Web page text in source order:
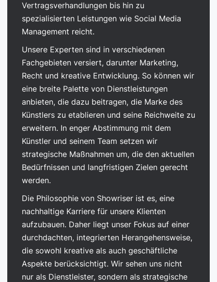
Vertragsverhandlungen bis hin zu
spezialisierten Leistungen wie Social Media
Management reicht.
Unsere Experten sind in verschiedenen
Fachgebieten versiert, darunter Marketing,
Recht und kreative Entwicklung. So können wir
eine breite Palette von Dienstleistungen
anbieten, die dazu beitragen, die Marke des
Künstlers zu etablieren und seine Reichweite zu
erweitern. In enger Abstimmung mit dem
Künstler und seinem Team setzen wir
strategische Maßnahmen um, die den aktuellen
Bedürfnissen und langfristigen Zielen gerecht
werden.
Die Philosophie von Showriser ist es, eine
nachhaltige Karriere für unsere Klienten
aufzubauen. Daher liegt unser Fokus auf einer
durchdachten, integrierten Herangehensweise,
die sowohl kreative als auch geschäftliche
Aspekte berücksichtigt. Wir sehen uns nicht
nur als Dienstleister, sondern als strategische